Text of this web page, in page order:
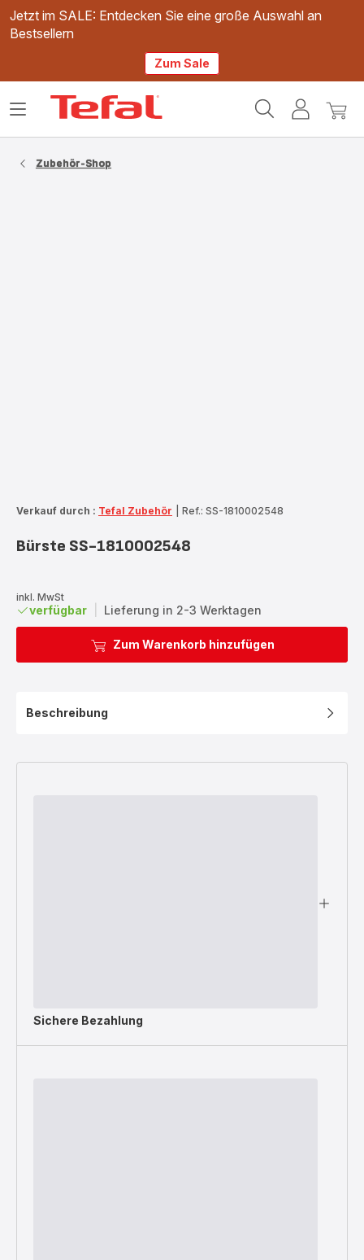
Jetzt im SALE: Entdecken Sie eine große Auswahl an
Bestsellern
Zum Sale
Mein
Mein
Das
Zubehör-Shop
Verkauf durch : Tefal Zubehör Ref.: SS-1810002548
Bürste SS-1810002548
inkl. MwSt
verfügbar Lieferung in 2-3 Werktagen
Zum Warenkorb hinzufügen
Beschreibung
Sichere Bezahlung